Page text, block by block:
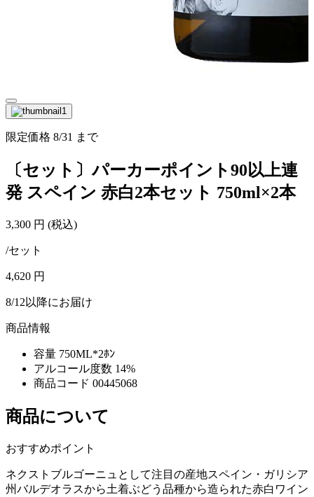
限定価格 8/31 まで
〔セット〕パーカーポイント90以上連
発 スペイン 赤白2本セット 750ml×2本
3,300 円 (税込)
/セット
4,620 円
8/12以降にお届け
商品情報
容量 750ML*2ﾎﾝ
アルコール度数 14%
商品コード 00445068
商品について
おすすめポイント
ネクストブルゴーニュとして注目の産地スペイン・ガリシア
州バルデオラスから土着ぶどう品種から造られた赤白ワイン